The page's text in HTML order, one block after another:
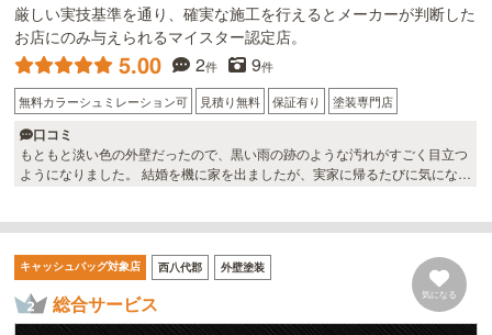
厳しい実技基準を通り、確実な施工を行えるとメーカーが判断した
お店にのみ与えられるマイスター認定店。
5.00 2件 9件
無料カラーシュミレーション可 見積り無料 保証有り 塗装専門店
口コミ
もともと淡い色の外壁だったので、黒い雨の跡のような汚れがすごく目立つ
ようになりました。 結婚を機に家を出ましたが、実家に帰るたびに気になっ
も想像以上でとっても満足しています。 ありがとうございました！
キャッシュバッグ対象店 西八代郡 外壁塗装
総合サービス 気になる